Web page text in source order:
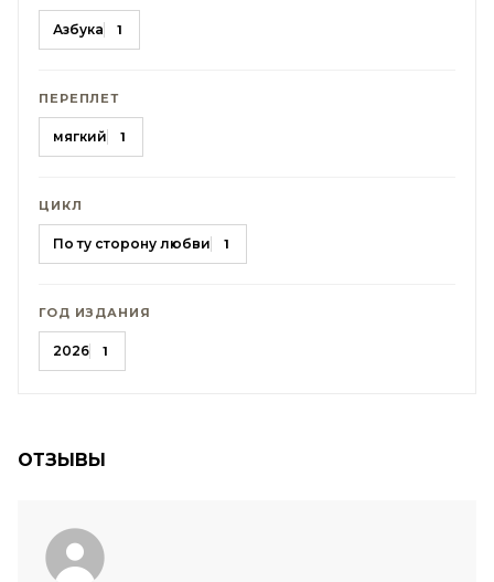
Азбука 1
ПЕРЕПЛЕТ
мягкий 1
ЦИКЛ
По ту сторону любви 1
ГОД ИЗДАНИЯ
2026 1
ОТЗЫВЫ